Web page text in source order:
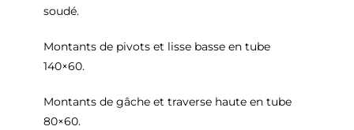
soudé.
Montants de pivots et lisse basse en tube
140×60.
Montants de gâche et traverse haute en tube
80×60.